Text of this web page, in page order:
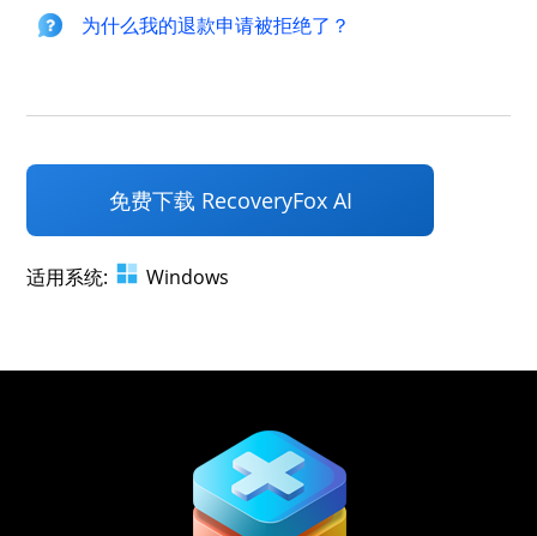
为什么我的退款申请被拒绝了？
免费下载 RecoveryFox AI
适用系统: Windows